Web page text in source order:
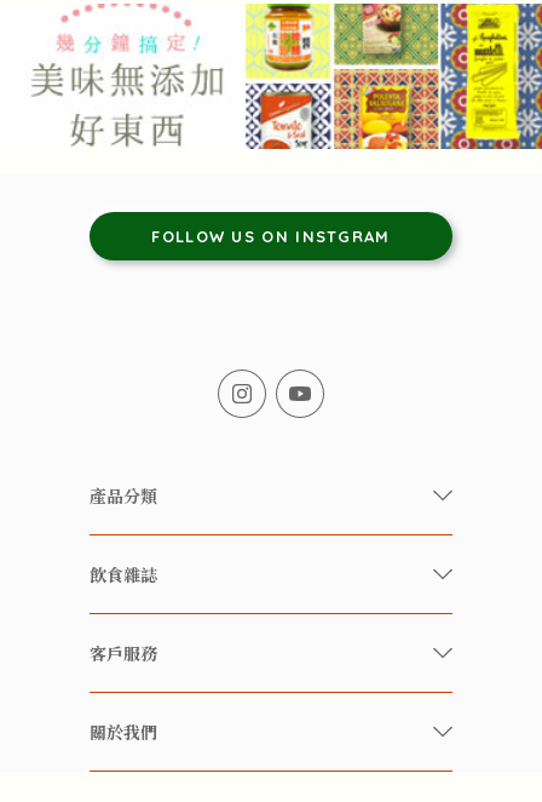
FOLLOW US ON INSTGRAM
產品分類
有機/無農藥新鮮蔬果
有機 / 無添加飲品
養生保健好東西
酒類
飲食雜誌
快樂家庭 飲食雜誌
雲南搜食記
粒粒皆辛苦
客戶服務
常見問題
關於我們